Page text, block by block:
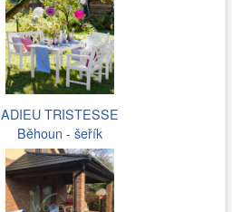
ADIEU TRISTESSE
Běhoun - šeřík